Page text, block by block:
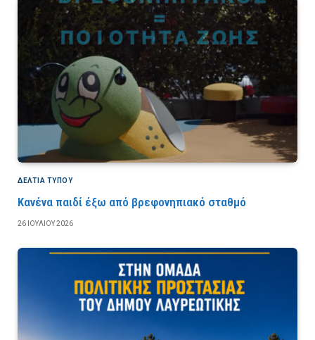
ΔΕΛΤΙΑ ΤΥΠΟΥ
Κανένα παιδί έξω από βρεφονηπιακό σταθμό
26 ΙΟΥΛΊΟΥ 2026